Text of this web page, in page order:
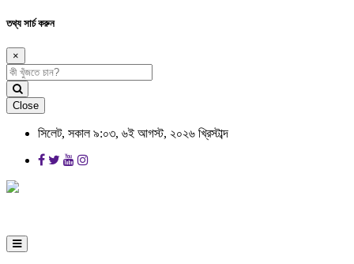
তথ্য সার্চ করুন
×
Close
সিলেট, সকাল ৯:০৩, ৬ই আগস্ট, ২০২৬ খ্রিস্টাব্দ